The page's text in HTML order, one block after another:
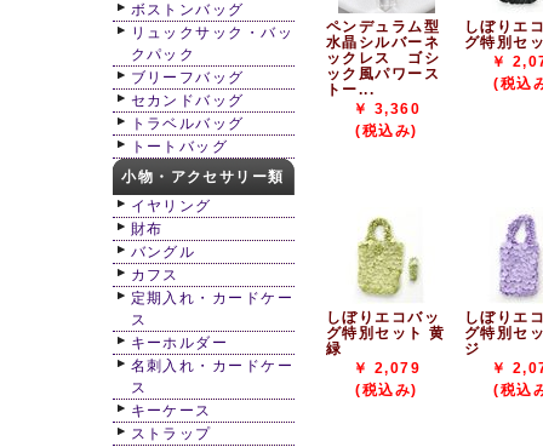
ペンデュラム型
水晶シルバーネ
ックレス ゴシ
ック風パワース
トー...
￥ 3,360
(税込み)
しぼりエ
グ特別セ
￥
(税込
しぼりエコバッ
グ特別セット 黄
緑
￥ 2,079
(税込み)
しぼりエ
グ特別セ
ジ
￥
(税込
ボストンバッグ
リュックサック・バッ
クパック
ブリーフバッグ
セカンドバッグ
トラベルバッグ
トートバッグ
小物・アクセサリー類
イヤリング
財布
バングル
カフス
定期入れ・カードケー
ス
キーホルダー
名刺入れ・カードケー
ス
キーケース
ストラップ